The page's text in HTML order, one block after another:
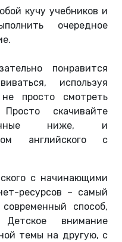
кучу учебников и
очередное
понравится
используя
просто смотреть
скачивайте
ниже, и
английского с
с начинающими
ресурсов – самый
способ,
внимание
темы на другую, с